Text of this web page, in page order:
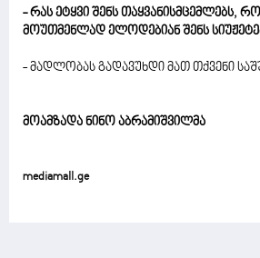
- რას ეტყვი შენს თაყვანისმცემლებს,
მოუთმენლად ელოდებიან შენს
- მადლობას გადავუხდი მათ თქვენი
მოამზადა ნინო აბრამიშვილმა
mediamall.ge